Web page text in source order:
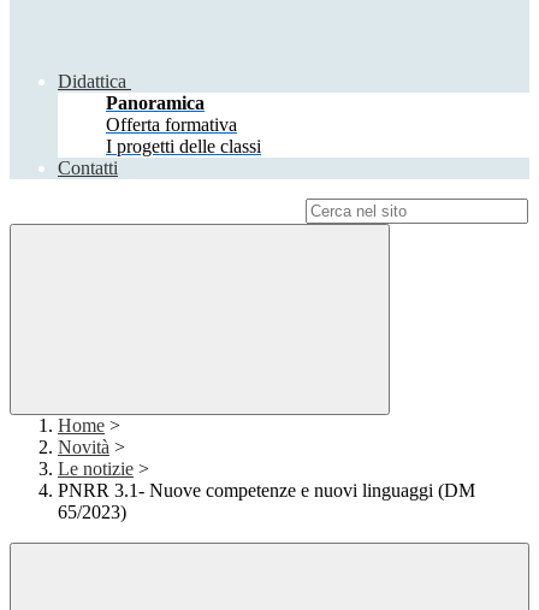
Didattica
Panoramica
Offerta formativa
I progetti delle classi
Contatti
Home >
Novità >
Le notizie >
PNRR 3.1- Nuove competenze e nuovi linguaggi (DM
65/2023)